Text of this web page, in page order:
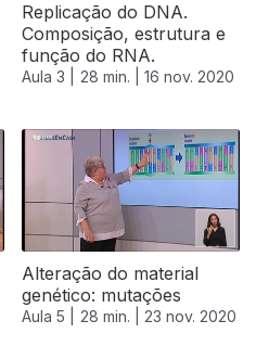
Replicação do DNA.
Composição, estrutura e
função do RNA.
Aula 3 | 28 min. | 16 nov. 2020
Alteração do material
genético: mutações
Aula 5 | 28 min. | 23 nov. 2020